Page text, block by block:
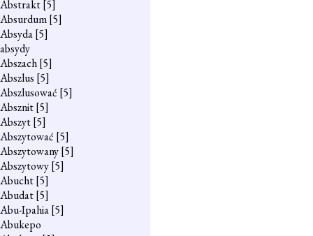
Abstrakt[5]
Absurdum[5]
Absyda[5]
absydy
Abszach[5]
Abszlus [5]
Abszlusować [5]
Absznit[5]
Abszyt[5]
Abszytować [5]
Abszytowany[5]
Abszytowy[5]
Abucht[5]
Abudat[5]
Abu-Ipahia[5]
Abukepo